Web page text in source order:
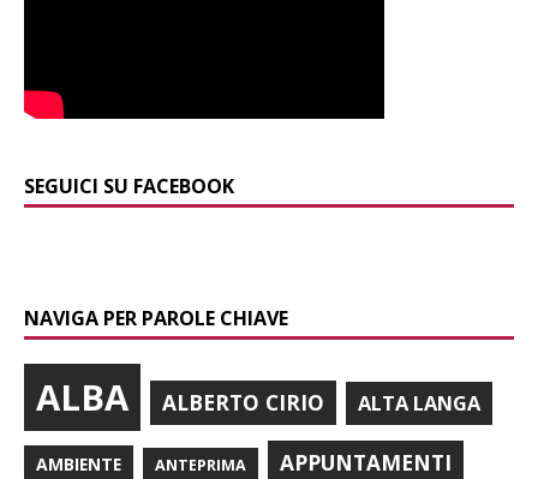
SEGUICI SU FACEBOOK
NAVIGA PER PAROLE CHIAVE
ALBA ALBERTO CIRIO ALTA LANGA
AMBIENTE ANTEPRIMA APPUNTAMENTI